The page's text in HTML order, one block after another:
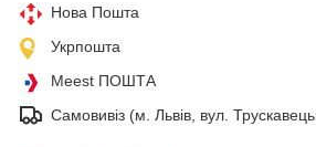
Нова Пошта
Укрпошта
Meest ПОШТА
Самовивіз (м. Львів, вул.